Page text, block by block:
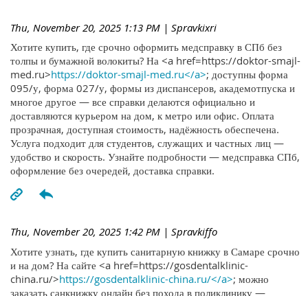
Thu, November 20, 2025 1:13 PM | Spravkixri
Хотите купить, где срочно оформить медсправку в СПб без
толпы и бумажной волокиты? На <a href=https://doktor-smajl-
med.ru>https://doktor-smajl-med.ru</a>; доступны форма
095/у, форма 027/у, формы из диспансеров, академотпуска и
многое другое — все справки делаются официально и
доставляются курьером на дом, к метро или офис. Оплата
прозрачная, доступная стоимость, надёжность обеспечена.
Услуга подходит для студентов, служащих и частных лиц —
удобство и скорость. Узнайте подробности — медсправка СПб,
оформление без очередей, доставка справки.
Thu, November 20, 2025 1:42 PM | Spravkiffo
Хотите узнать, где купить санитарную книжку в Самаре срочно
и на дом? На сайте <a href=https://gosdentalklinic-
china.ru/>https://gosdentalklinic-china.ru/</a>; можно
заказать санкнижку онлайн без похода в поликлинику —